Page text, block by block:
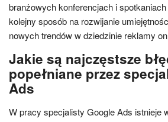
branżowych konferencjach i
kolejny sposób na rozwijanie
nowych trendów w dziedzinie reklamy
Jakie są najczęstsze
popełniane przez
Ads
W pracy specjalisty Google Ads istnieje